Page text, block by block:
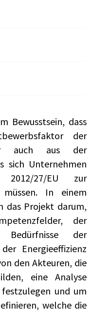
Bewusstsein, dass
der
auch aus der
sich Unternehmen
27/EU zur
müssen. In einem
das Projekt darum,
der
der
Energieeffizienz
den Akteuren, die
eine Analyse
und um
welche die